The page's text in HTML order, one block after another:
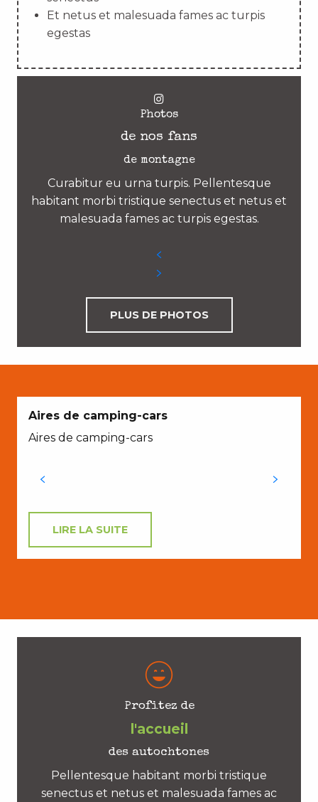
Et netus et malesuada fames ac turpis
egestas
Photos
de nos fans
de montagne
Curabitur eu urna turpis. Pellentesque
habitant morbi tristique senectus et netus et
malesuada fames ac turpis egestas.
PLUS DE PHOTOS
Aires de camping-cars
Aires de camping-cars
LIRE LA SUITE
Profitez de
l'accueil
des autochtones
Pellentesque habitant morbi tristique
senectus et netus et malesuada fames ac